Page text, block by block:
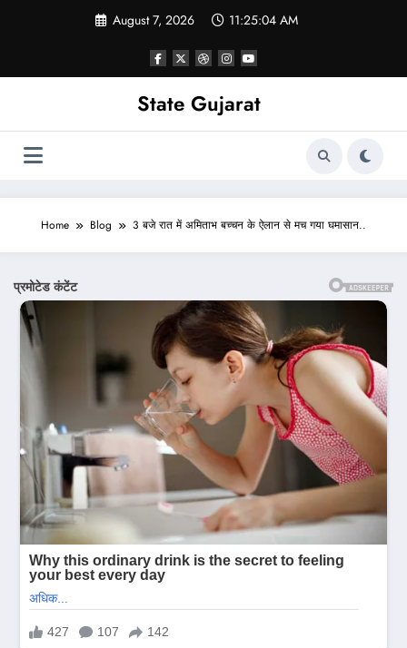
August 7, 2026 11:25:06 AM
State Gujarat
Home Blog 3 बजे रात में अमिताभ बच्चन के ऐलान से मच गया घमासान..